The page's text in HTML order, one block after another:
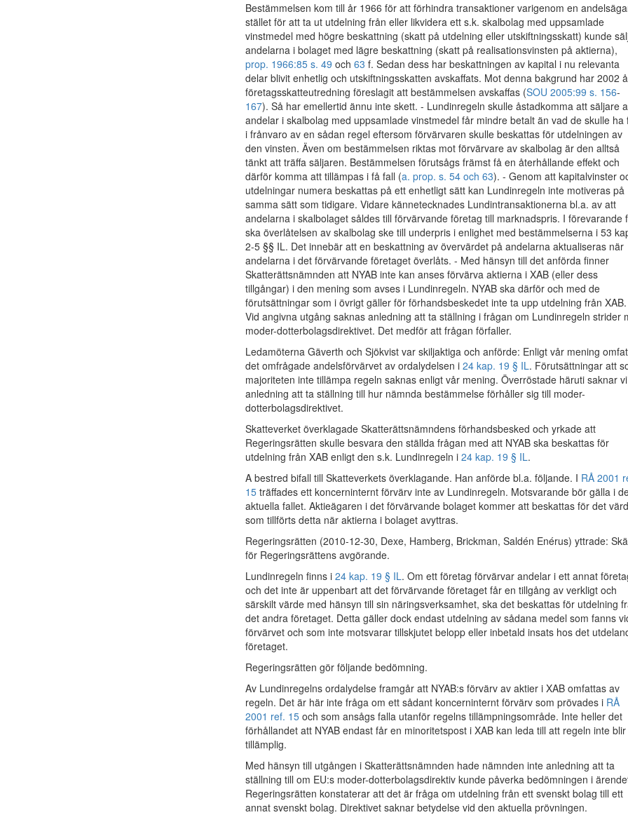
Bestämmelsen kom till år 1966 för att förhindra transaktioner varigenom en
stället för att ta ut utdelning från eller likvidera ett s.k. skalbolag med uppsamlade
vinstmedel med högre beskattning (skatt på utdelning eller utskiftningsskatt) kunde
andelarna i bolaget med lägre beskattning (skatt på realisationsvinsten på aktierna),
prop. 1966:85 s. 49 och 63 f. Sedan dess har beskattningen av kapital i nu relevanta
delar blivit enhetlig och utskiftningsskatten avskaffats. Mot denna bakgrund har 2002
företagsskatteutredning föreslagit att bestämmelsen avskaffas (SOU 2005:99 s. 156-
167). Så har emellertid ännu inte skett. - Lundinregeln skulle åstadkomma att säljare
andelar i skalbolag med uppsamlade vinstmedel får mindre betalt än vad de skulle ha
i frånvaro av en sådan regel eftersom förvärvaren skulle beskattas för utdelningen av
den vinsten. Även om bestämmelsen riktas mot förvärvare av skalbolag är den alltså
tänkt att träffa säljaren. Bestämmelsen förutsågs främst få en återhållande effekt och
därför komma att tillämpas i få fall (a. prop. s. 54 och 63). - Genom att kapitalvinster
utdelningar numera beskattas på ett enhetligt sätt kan Lundinregeln inte motiveras på
samma sätt som tidigare. Vidare kännetecknades Lundintransaktionerna bl.a. av att
andelarna i skalbolaget såldes till förvärvande företag till marknadspris. I förevarande
ska överlåtelsen av skalbolag ske till underpris i enlighet med bestämmelserna i 53
2-5 §§ IL. Det innebär att en beskattning av övervärdet på andelarna aktualiseras när
andelarna i det förvärvande företaget överlåts. - Med hänsyn till det anförda finner
Skatterättsnämnden att NYAB inte kan anses förvärva aktierna i XAB (eller dess
tillgångar) i den mening som avses i Lundinregeln. NYAB ska därför och med de
förutsättningar som i övrigt gäller för förhandsbeskedet inte ta upp utdelning från
Vid angivna utgång saknas anledning att ta ställning i frågan om Lundinregeln strider
moder-dotterbolagsdirektivet. Det medför att frågan förfaller.
Ledamöterna Gäverth och Sjökvist var skiljaktiga och anförde: Enligt vår mening
det omfrågade andelsförvärvet av ordalydelsen i 24 kap. 19 § IL. Förutsättningar att
majoriteten inte tillämpa regeln saknas enligt vår mening. Överröstade häruti saknar vi
anledning att ta ställning till hur nämnda bestämmelse förhåller sig till moder-
dotterbolagsdirektivet.
Skatteverket överklagade Skatterättsnämndens förhandsbesked och yrkade att
Regeringsrätten skulle besvara den ställda frågan med att NYAB ska beskattas för
utdelning från XAB enligt den s.k. Lundinregeln i 24 kap. 19 § IL.
A bestred bifall till Skatteverkets överklagande. Han anförde bl.a. följande. I RÅ 2001
15 träffades ett koncerninternt förvärv inte av Lundinregeln. Motsvarande bör gälla i
aktuella fallet. Aktieägaren i det förvärvande bolaget kommer att beskattas för det
som tillförts detta när aktierna i bolaget avyttras.
Regeringsrätten (2010-12-30, Dexe, Hamberg, Brickman, Saldén Enérus) yttrade:
för Regeringsrättens avgörande.
Lundinregeln finns i 24 kap. 19 § IL. Om ett företag förvärvar andelar i ett annat
och det inte är uppenbart att det förvärvande företaget får en tillgång av verkligt och
särskilt värde med hänsyn till sin näringsverksamhet, ska det beskattas för utdelning
det andra företaget. Detta gäller dock endast utdelning av sådana medel som fanns
förvärvet och som inte motsvarar tillskjutet belopp eller inbetald insats hos det
företaget.
Regeringsrätten gör följande bedömning.
Av Lundinregelns ordalydelse framgår att NYAB:s förvärv av aktier i XAB omfattas av
regeln. Det är här inte fråga om ett sådant koncerninternt förvärv som prövades i RÅ
2001 ref. 15 och som ansågs falla utanför regelns tillämpningsområde. Inte heller det
förhållandet att NYAB endast får en minoritetspost i XAB kan leda till att regeln inte blir
tillämplig.
Med hänsyn till utgången i Skatterättsnämnden hade nämnden inte anledning att ta
ställning till om EU:s moder-dotterbolagsdirektiv kunde påverka bedömningen i
Regeringsrätten konstaterar att det är fråga om utdelning från ett svenskt bolag till ett
annat svenskt bolag. Direktivet saknar betydelse vid den aktuella prövningen.